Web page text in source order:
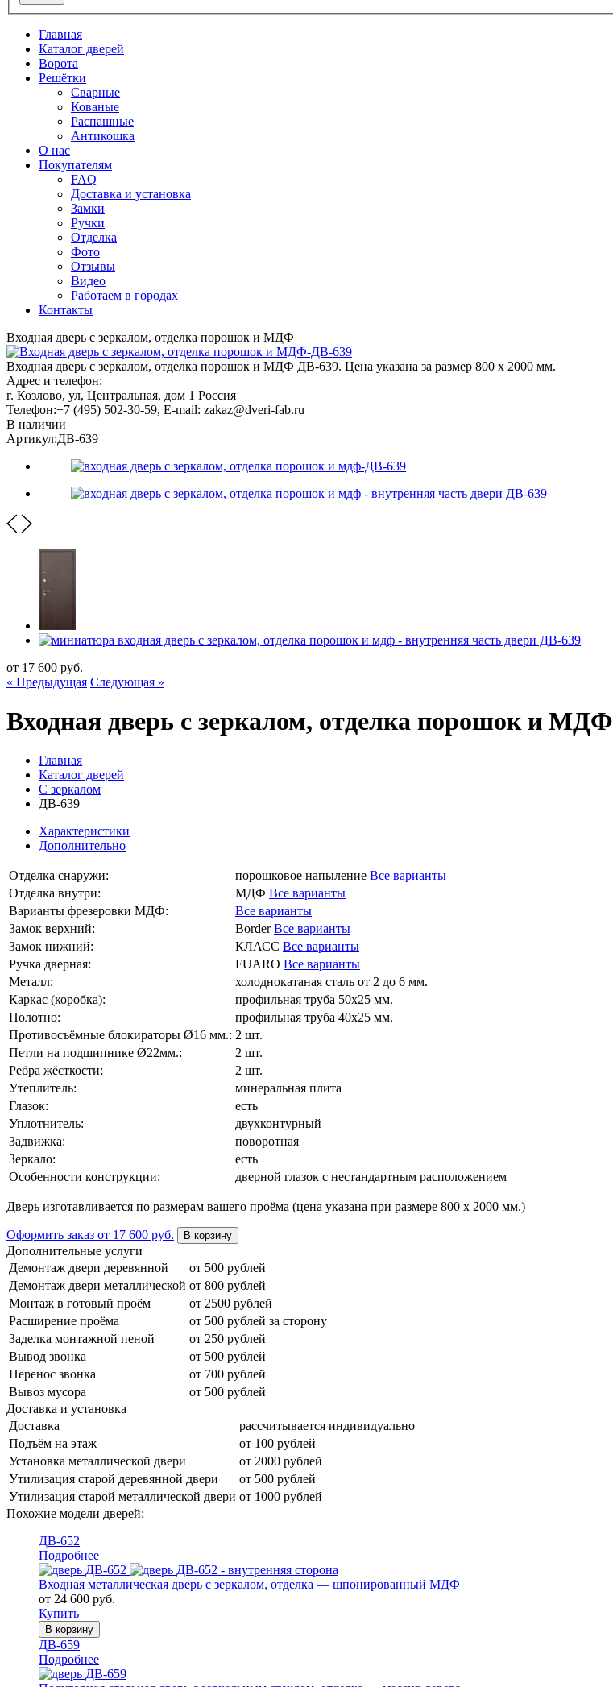
Главная
Каталог дверей
Ворота
Решётки
Сварные
Кованые
Распашные
Антикошка
О нас
Покупателям
FAQ
Доставка и установка
Замки
Ручки
Отделка
Фото
Отзывы
Видео
Работаем в городах
Контакты
Входная дверь с зеркалом, отделка порошок и МДФ
Входная дверь с зеркалом, отделка порошок и МДФ ДВ-639. Цена указана за размер 800 х 2000 мм.
Адрес и телефон:
г. Козлово, ул, Центральная, дом 1 Россия
Телефон:+7 (495) 502-30-59, E-mail: zakaz@dveri-fab.ru
В наличии
Артикул:ДВ-639
от 17 600 руб.
« Предыдущая Следующая »
Входная дверь с зеркалом, отделка порошок и МДФ
Главная
Каталог дверей
С зеркалом
ДВ-639
Характеристики
Дополнительно
Отделка снаружи: порошковое напыление Все варианты
Отделка внутри:
МДФ Все варианты
Варианты фрезеровки МДФ:
Все варианты
Замок верхний:
BorderВсе варианты
Замок нижний:
КЛАСС Все варианты
Ручка дверная:
FUARO Все варианты
Металл:
холоднокатаная сталь от 2 до 6 мм.
Каркас (коробка):
профильная труба 50х25 мм.
Полотно:
профильная труба 40х25 мм.
Противосъёмные блокираторы Ø16 мм.: 2 шт.
Петли на подшипнике Ø22мм.:
2 шт.
Ребра жёсткости:
2 шт.
Утеплитель:
минеральная плита
Глазок:
есть
Уплотнитель:
двухконтурный
Задвижка:
поворотная
Зеркало:
есть
Особенности конструкции:
дверной глазок с нестандартным расположением
Дверь изготавливается по размерам вашего проёма (цена указана при размере 800 х 2000 мм.)
Оформить заказ от 17 600 руб. В корзину
Дополнительные услуги
Демонтаж двери деревянной
от 500 рублей
Демонтаж двери металлической от 800 рублей
Монтаж в готовый проём
от 2500 рублей
Расширение проёма
от 500 рублей за сторону
Заделка монтажной пеной
от 250 рублей
Вывод звонка
от 500 рублей
Перенос звонка
от 700 рублей
Вывоз мусора
от 500 рублей
Доставка и установка
Доставка
рассчитывается индивидуально
Подъём на этаж
от 100 рублей
Установка металлической двери
от 2000 рублей
Утилизация старой деревянной двери
от 500 рублей
Утилизация старой металлической двери от 1000 рублей
Похожие модели дверей:
ДВ-652
Подробнее
Входная металлическая дверь с зеркалом, отделка — шпонированный МДФ
от 24 600 руб.
Купить
В корзину
ДВ-659
Подробнее